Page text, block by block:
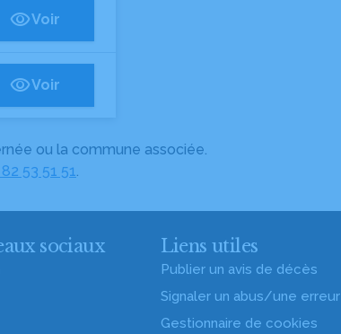
Voir
Voir
ou la commune associée.
53 51 51.
sociaux Liens utiles
Publier un avis de décès
Signaler un abus/une erreur
Gestionnaire de cookies